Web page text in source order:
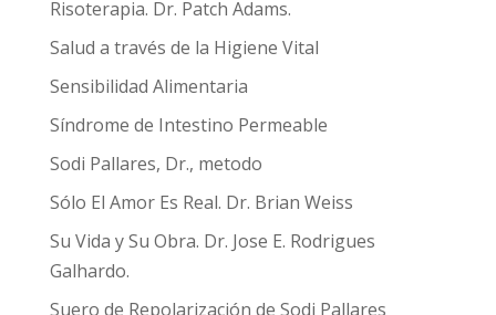
Risoterapia. Dr. Patch Adams.
Salud a través de la Higiene Vital
Sensibilidad Alimentaria
Síndrome de Intestino Permeable
Sodi Pallares, Dr., metodo
Sólo El Amor Es Real. Dr. Brian Weiss
Su Vida y Su Obra. Dr. Jose E. Rodrigues
Galhardo.
Suero de Repolarización de Sodi Pallares